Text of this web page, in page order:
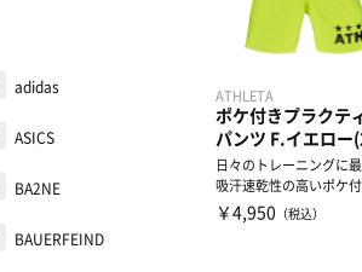
ATHLETA
ポケ付きプラクテ
パンツ F.イエロー
日々のトレーニングに
吸汗速乾性の高いポケ
ラクティスパンツ
￥4,950 （税込）
adidas
ASICS
BA2NE
BAUERFEIND